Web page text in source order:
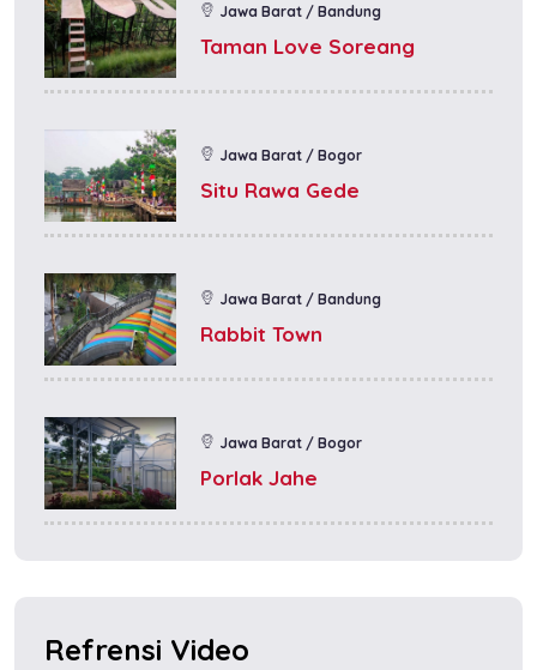
Jawa Barat / Bandung
Taman Love Soreang
Jawa Barat / Bogor
Situ Rawa Gede
Jawa Barat / Bandung
Rabbit Town
Jawa Barat / Bogor
Porlak Jahe
Refrensi Video